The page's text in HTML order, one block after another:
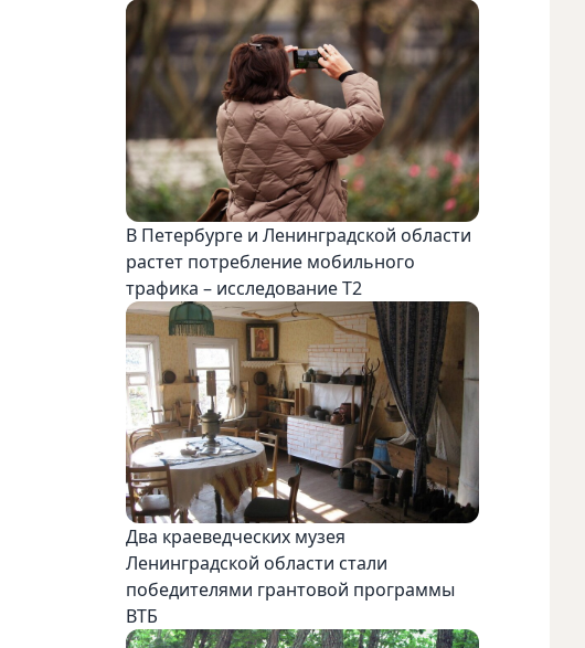
В Петербурге и Ленинградской области
растет потребление мобильного
трафика – исследование T2
Два краеведческих музея
Ленинградской области стали
победителями грантовой программы
ВТБ